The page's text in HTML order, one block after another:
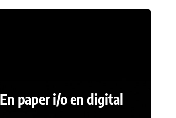
En paper i/o en digital